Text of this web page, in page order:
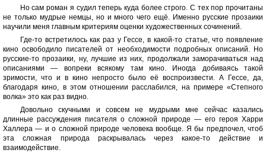
Но сам роман я судил теперь куда более строго. С тех пор прочитаны
не только мудрые немцы, но и много чего ещё. Именно русские прозаики
научили меня главным критериям оценки художественных сочинений.
Где-то встретилось как раз у Гессе, в какой-то статье, что появление
кино освободило писателей от необходимости подробных описаний. Но
русские-то прозаики, ну, лучшие из них, продолжали заморачиваться над
описаниями — вопреки всякому там кино. Иногда добиваясь такой
зримости, что и в кино непросто было её воспроизвести. А Гессе, да,
благодаря кино, в этом отношении расслабился, на примере «Степного
волка» это как раз видно.
Довольно скучными и совсем не мудрыми мне сейчас казались
длинные рассуждения писателя о сложной природе — его героя Харри
Халлера — и о сложной природе человека вообще. Я бы предпочел, чтоб
эта сложная природа раскрывалась через какое-то действие и
взаимодействие.